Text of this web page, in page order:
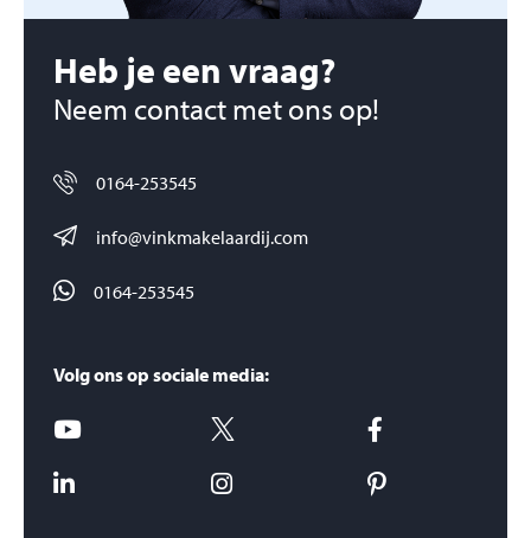
Heb je een vraag?
Neem contact met ons op!
0164-253545
info@vinkmakelaardij.com
0164-253545
Volg ons op sociale media: